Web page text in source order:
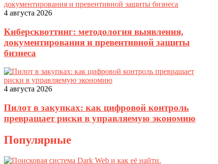
4 августа 2026
Киберсквоттинг: методология выявления,
документирования и превентивной защиты
бизнеса
4 августа 2026
Пилот в закупках: как цифровой контроль
превращает риски в управляемую экономию
Популярные